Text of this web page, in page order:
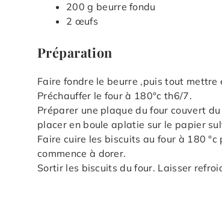
200 g beurre fondu
2 œufs
Préparation
Faire fondre le beurre ,puis tout mettre
Préchauffer le four à 180°c th6/7.
Préparer une plaque du four couvert
placer en boule aplatie sur le papier
Faire cuire les biscuits au four à 180
commence à dorer.
Sortir les biscuits du four. Laisser